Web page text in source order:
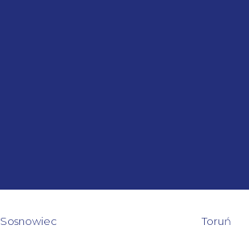
Sosnowiec Toruń